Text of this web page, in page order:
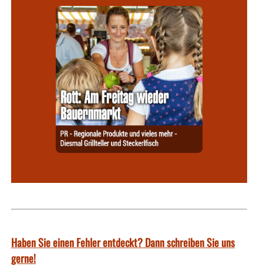
Haben Sie einen Fehler entdeckt? Dann schreiben Sie uns
gerne!